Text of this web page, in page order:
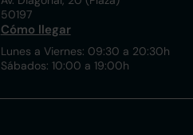
50197
Cómo llegar
Lunes a Viernes: 09:30 a 20:30h
Sábados: 10:00 a 19:00h